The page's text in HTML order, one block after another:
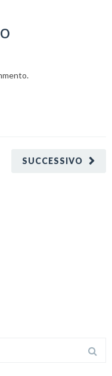
SUCCESSIVO